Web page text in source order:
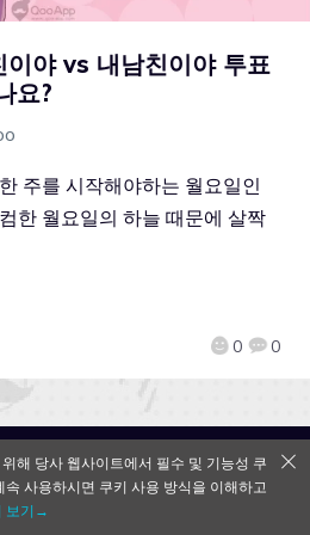
야 vs 내남친이야 투표
요?
0 0
주를 시작해야하는 월요일인
한 월요일의 하늘 때문에 살짝
Limited © 2026
해 당사 웹사이트에서 필수 및 기능성 쿠
사용하시면 쿠키 사용 방식을 이해하고
보기→